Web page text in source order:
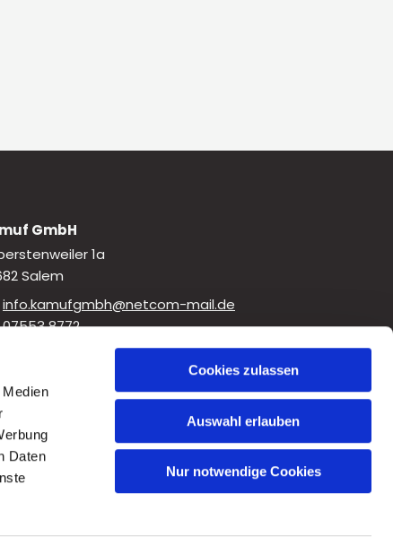
Daten
Cookies zulassen
Auswahl erlauben
Nur notwendige Cookies
GmbH
1a
Salem
info.kamufgmbh@netcom-mail.de
07553 8772